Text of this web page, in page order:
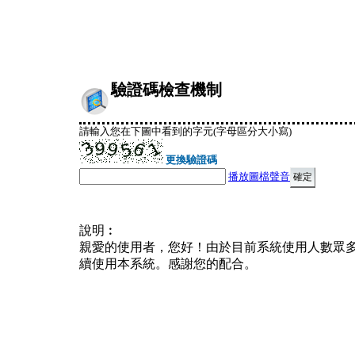
驗證碼檢查機制
請輸入您在下圖中看到的字元(字母區分大小寫)
更換驗證碼
播放圖檔聲音
說明︰
親愛的使用者，您好！由於目前系統使用人數眾
續使用本系統。感謝您的配合。